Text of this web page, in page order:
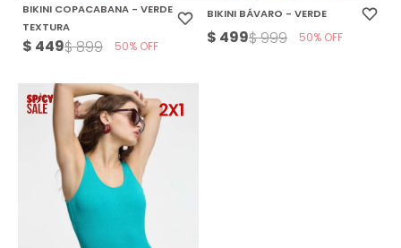
BIKINI COPACABANA - VERDE
TEXTURA
$ 449$899 50
BIKINI BÁVARO - VERDE
$ 499$999 50